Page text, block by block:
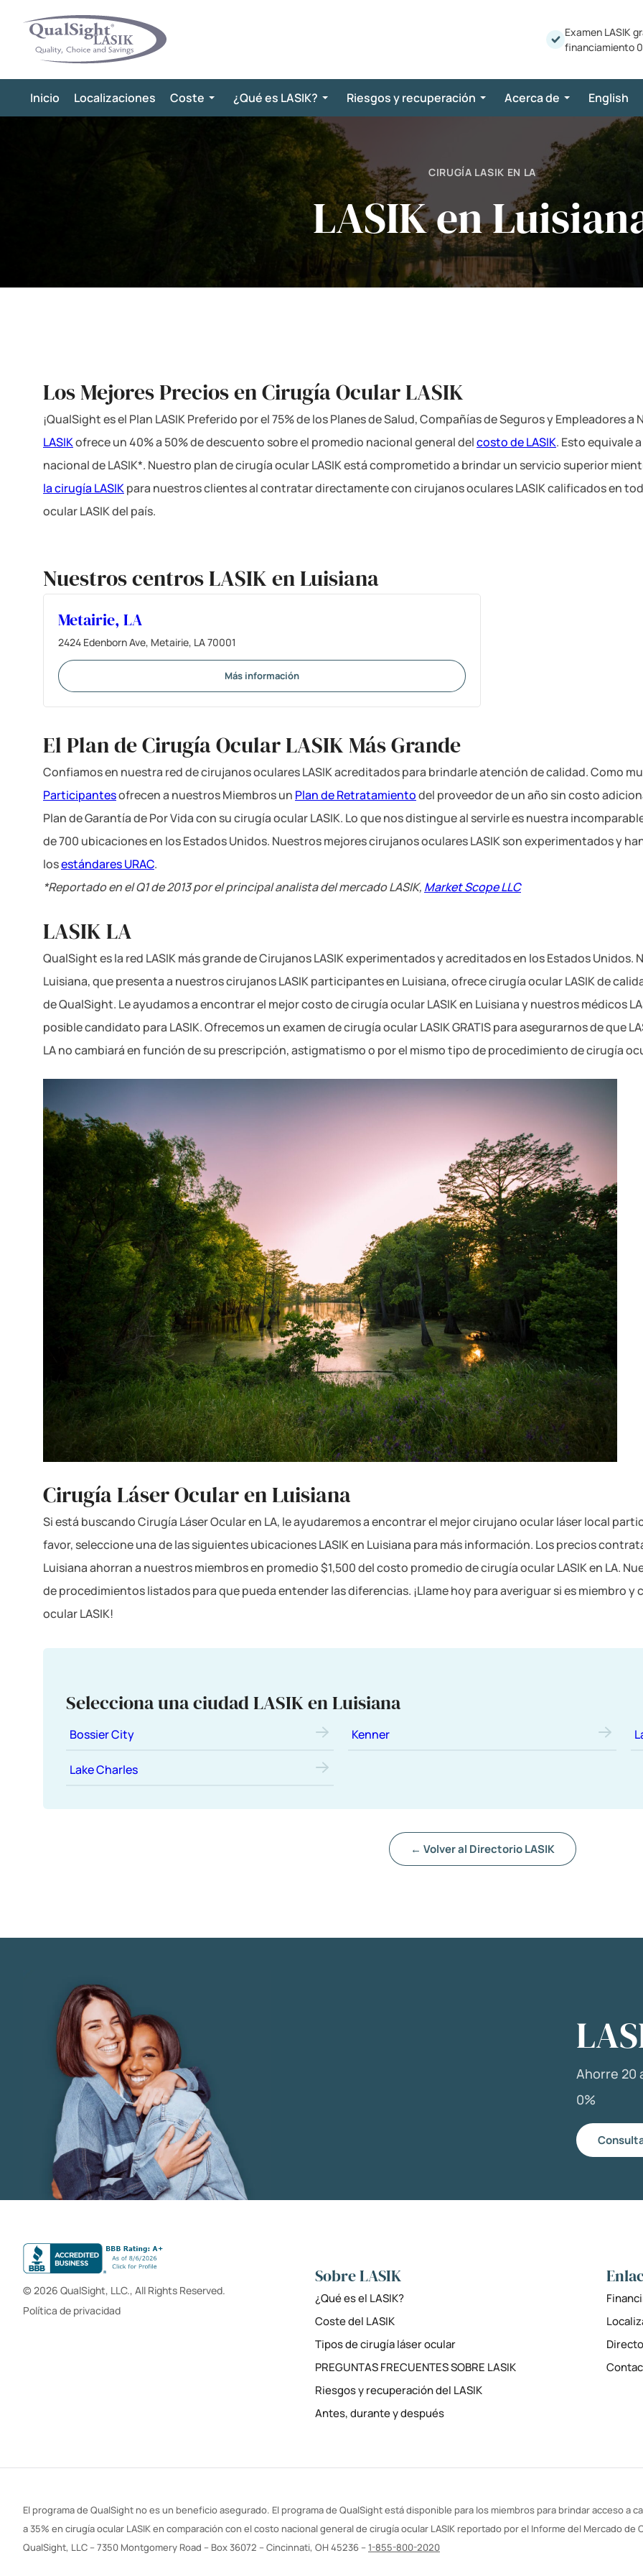
contenido
Examen LASIK
financiamiento
Inicio Localizaciones Coste ¿Qué es LASIK? Riesgos y recuperación Acerca de English
CIRUGÍA LASIK EN LA
LASIK en
Los Mejores Precios en Cirugía Ocular LASIK
¡QualSight es el Plan LASIK Preferido por el 75% de los Planes de Salud, Compañías de Seguros y
LASIKofrece un 40% a 50% de descuento sobre el promedio nacional general delcosto de LASIK. Esto equivale
nacional de LASIK*. Nuestro plan de cirugía ocular LASIK está comprometido a brindar un servicio superior
la cirugía LASIKpara nuestros clientes al contratar directamente con cirujanos oculares LASIK calificados en
ocular LASIK del país.
Nuestros centros LASIK en Luisiana
Metairie, LA
2424 Edenborn Ave, Metairie, LA 70001
Más información
El Plan de Cirugía Ocular LASIK Más Grande
Confiamos en nuestra red de cirujanos oculares LASIK acreditados para brindarle atención de calidad. Como
Participantesofrecen a nuestros Miembros un Plan de Retratamientodel proveedor de un año sin costo
Plan de Garantía de Por Vida con su cirugía ocular LASIK. Lo que nos distingue al servirle es nuestra
de 700 ubicaciones en los Estados Unidos. Nuestros mejores cirujanos oculares LASIK son experimentados y
losestándares URAC.
*Reportado en el Q1 de 2013 por el principal analista del mercado LASIK, Market Scope LLC
LASIK LA
QualSight es la red LASIK más grande de Cirujanos LASIK experimentados y acreditados en los Estados Unidos.
Luisiana, que presenta a nuestros cirujanos LASIK participantes en Luisiana, ofrece cirugía ocular LASIK de
de QualSight. Le ayudamos a encontrar el mejor costo de cirugía ocular LASIK en Luisiana y nuestros médicos
posible candidato para LASIK. Ofrecemos un examen de cirugía ocular LASIK GRATIS para asegurarnos de que
LA no cambiará en función de su prescripción, astigmatismo o por el mismo tipo de procedimiento de cirugía
Cirugía Láser Ocular en Luisiana
Si está buscando Cirugía Láser Ocular en LA, le ayudaremos a encontrar el mejor cirujano ocular láser local
favor, seleccione una de las siguientes ubicaciones LASIK en Luisiana para más información. Los precios
Luisiana ahorran a nuestros miembros en promedio $1,500 del costo promedio de cirugía ocular LASIK en LA.
de procedimientos listados para que pueda entender las diferencias. ¡Llame hoy para averiguar si es miembro
ocular LASIK!
Selecciona una ciudad LASIK en Luisiana
Bossier City Kenner
Lake Charles
← Volver al Directorio LASIK
Ahorre 20
0%
© 2026 QualSight, LLC., All Rights Reserved.
Política de privacidad
Sobre LASIK
¿Qué es el LASIK?
Coste del LASIK
Tipos de cirugía láser ocular
PREGUNTAS FRECUENTES SOBRE LASIK
Riesgos y recuperación del LASIK
Antes, durante y después
El programa de QualSight no es un beneficio asegurado. El programa de QualSight está disponible para los miembros para brindar acceso a
a 35% en cirugía ocular LASIK en comparación con el costo nacional general de cirugía ocular LASIK reportado por el Informe del Mercado de
QualSight, LLC – 7350 Montgomery Road – Box 36072 – Cincinnati, OH 45236 – 1-855-800-2020